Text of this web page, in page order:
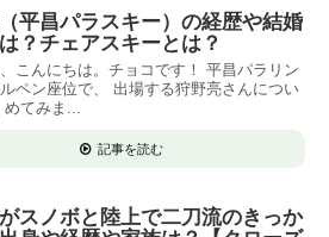
平昌パラスキー）の経歴や結婚
？チェアスキーとは？
こんにちは。チョコです！ 平昌パラリン
ペン座位で、 出場する狩野亮さんについ
めてみま...
記事を読む
スノボと陸上で二刀流のきっか